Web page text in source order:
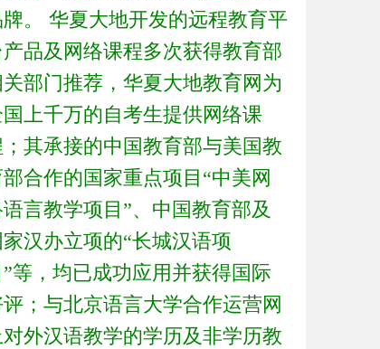
牌。 华夏大地开发的远程教育平
产品及网络课程多次获得教育部
部门推荐，华夏大地教育网为
上千万的自考生提供网络课
其承接的中国教育部与美国教
合作的国家重点项目“中美网
言教学项目”、中国教育部及
家汉办立项的“长城汉语项
”等，均已成功应用并获得国际
；与北京语言大学合作运营网
对外汉语教学的学历及非学历教